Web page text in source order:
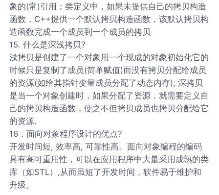
象的(常)引用；类定义中，如果未提供自己的拷贝构造
函数，C++提供一个默认拷贝构造函数，该默认拷贝构
造函数完成一个成员到一个成员的拷贝
15. 什么是深浅拷贝?
浅拷贝是创建了一个对象用一个现成的对象初始化它的
时候只是复制了成员(简单赋值)而没有拷贝分配给成员
的资源(如给其指针变量成员分配了动态内存); 深拷贝
是当一个对象创建时，如果分配了资源，就需要定义自
己的拷贝构造函数，使之不但拷贝成员也拷贝分配给它
的资源.
16．面向对象程序设计的优点?
开发时间短, 效率高, 可靠性高。面向对象编程的编码
具有高可重用性，可以在应用程序中大量采用成熟的类
库（如STL）,从而虽短了开发时间，软件易于维护和
升级。